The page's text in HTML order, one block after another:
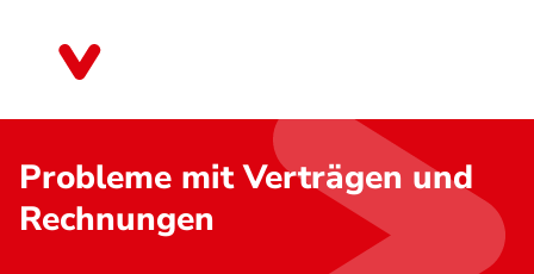
Probleme mit Verträgen und
Rechnungen